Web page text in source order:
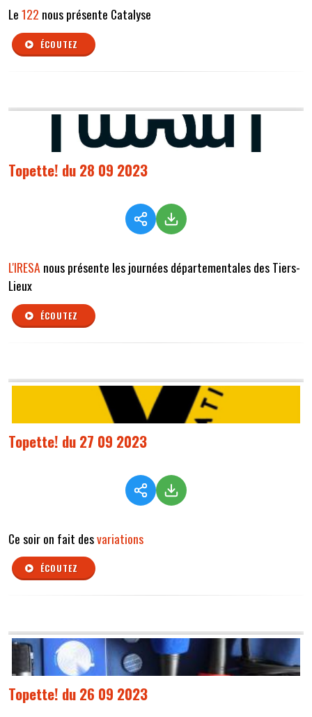
Le122 nous présente Catalyse
ÉCOUTEZ
Topette! du 28 09 2023
L'IRESA nous présente les journées départementales des Tiers-
Lieux
ÉCOUTEZ
Topette! du 27 09 2023
Ce soir on fait desvariations
ÉCOUTEZ
Topette! du 26 09 2023